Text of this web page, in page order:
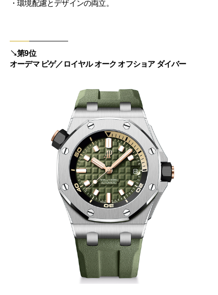
・環境配慮とデザインの両立。
↘︎第9位
オーデマ ピゲ／ロイヤル オーク オフショア ダイバー